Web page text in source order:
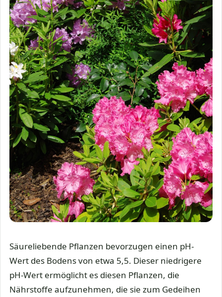
Säureliebende Pflanzen bevorzugen einen pH-
Wert des Bodens von etwa 5,5. Dieser niedrigere
pH-Wert ermöglicht es diesen Pflanzen, die
Nährstoffe aufzunehmen, die sie zum Gedeihen